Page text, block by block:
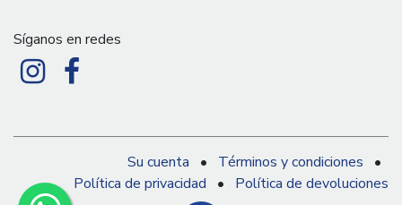
Síganos en redes
Su cuenta • Términos y condiciones
•
Política de privacidad
• Política de devoluciones